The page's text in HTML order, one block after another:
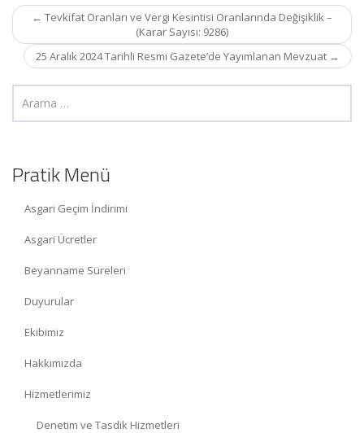
Post
navigation
← Tevkifat Oranları ve Vergi Kesintisi Oranlarında Değişiklik –
(Karar Sayısı: 9286)
25 Aralık 2024 Tarihli Resmi Gazete’de Yayımlanan Mevzuat →
Pratik Menü
Asgari Geçim İndirimi
Asgari Ücretler
Beyanname Süreleri
Duyurular
Ekibimiz
Hakkımızda
Hizmetlerimiz
Denetim ve Tasdik Hizmetleri